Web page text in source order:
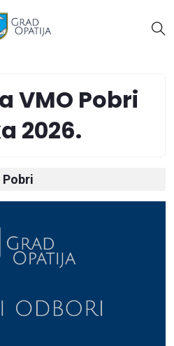
VMO Pobri
2026.
Pobri